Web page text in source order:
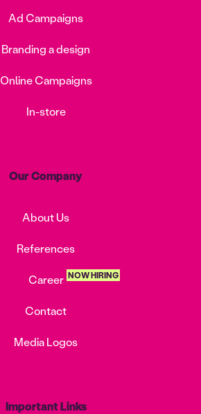
Ad Campaigns
Branding a design
Online Campaigns
In-store
Our Company
About Us
References
Career NOW HIRING
Contact
Media Logos
Important Links